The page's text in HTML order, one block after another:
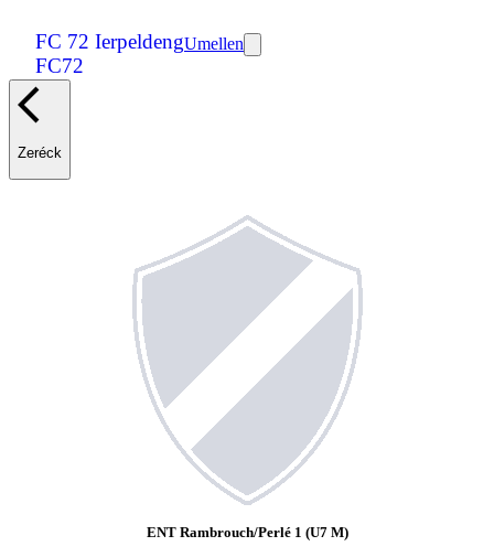
FC 72 Ierpeldeng
FC72
Umellen
Zeréck
ENT Rambrouch/Perlé 1 (U7 M)